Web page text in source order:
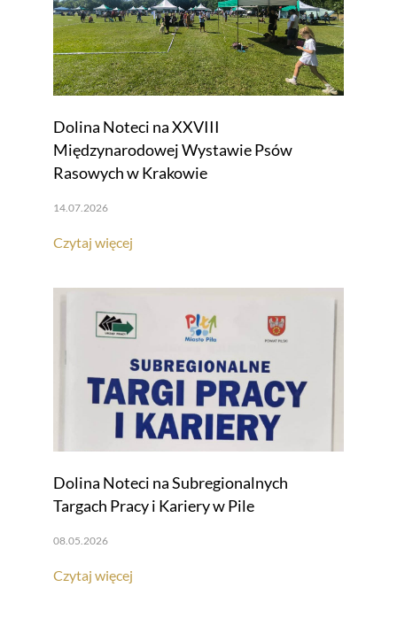
Dolina Noteci na XXVIII
Międzynarodowej Wystawie Psów
Rasowych w Krakowie
14.07.2026
Czytaj więcej
Dolina Noteci na Subregionalnych
Targach Pracy i Kariery w Pile
08.05.2026
Czytaj więcej